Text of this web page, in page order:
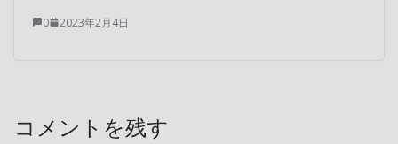
0 2023年2月4日
コメントを残す